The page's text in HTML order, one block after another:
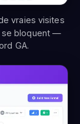
vraies visites
se bloquent —
GA.